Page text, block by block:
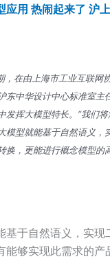
应用 热闹起来了 沪
，在由上海市工业互联网
东中华设计中心标准室
发挥大模型特长。“我们
模型就能基于自然语义，
换，更能进行概念模型的
基于自然语义，实
能够实现此需求的